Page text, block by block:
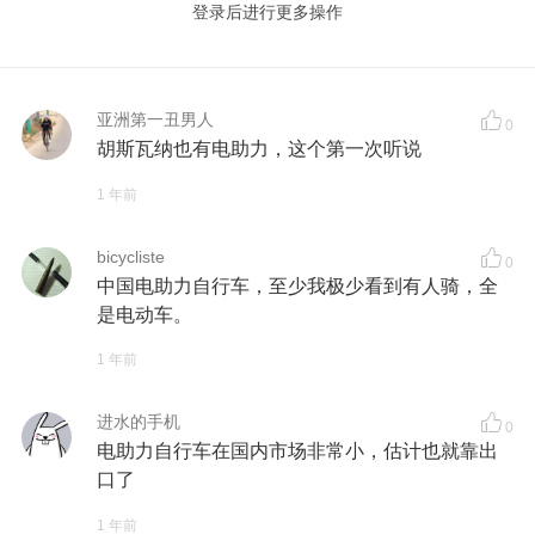
登录后进行更多操作
亚洲第一丑男人 0
胡斯瓦纳也有电助力，这个第一次听说
1 年前
bicycliste 0
中国电助力自行车，至少我极少看到有人骑，全
是电动车。
1 年前
进水的手机 0
电助力自行车在国内市场非常小，估计也就靠出
口了
1 年前